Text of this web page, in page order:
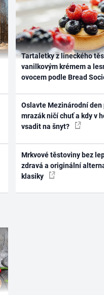
Tartaletky z lineckého
vanilkovým krémem a
ovocem podle Bread
Oslavte Mezinárodní den
mrazák ničí chuť a kdy v
vsadit na šnyt?
Mrkvové těstoviny bez
zdravá a originální
klasiky